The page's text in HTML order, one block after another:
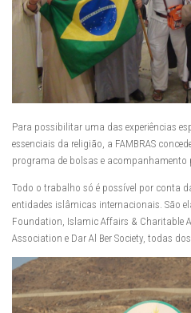
Para possibilitar uma das experiências
essenciais da religião, a FAMBRAS
programa de bolsas e acompanhamento
Todo o trabalho só é possível por conta
entidades islâmicas internacionais. São
Foundation, Islamic Affairs & Charitable
Association e Dar Al Ber Society, todas